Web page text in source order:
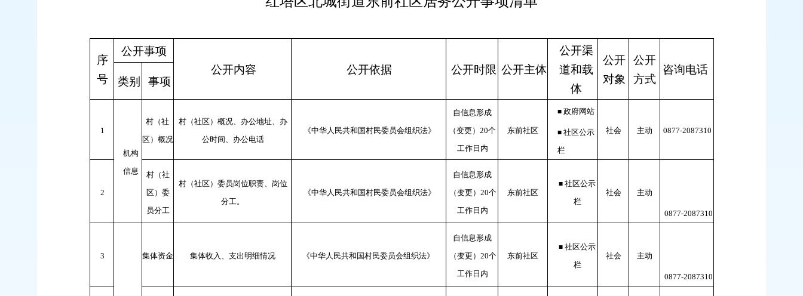
序
号
公开事项
公开内容
公开依据 公开时限 公开主体
公开渠
道和载
体
公开
对象
公开
方式
咨询电话
类别
事项
1
机构
信息
村（社
区）概况
村（社区）概况、办公地址、办
公时间、办公电话
《中华人民共和国村民委员会组织法》
自信息形成
（变更） 20个
工作日内
东前社区
■ 政府网站
■ 社区公示
栏
社会 主动 0877-2087310
2
村（社
区）委
员分工
村（社区）委员岗位职责、岗位
分工。
《中华人民共和国村民委员会组织法》
自信息形成
（变更） 20个
工作日内
东前社区
■ 社区公示
栏
社会 主动
0877-2087310
3 集体资金 集体收入、支出明细情况 《中华人民共和国村民委员会组织法》
自信息形成
（变更） 20个
工作日内
东前社区
■ 社区公示
栏
社会 主动
0877-2087310